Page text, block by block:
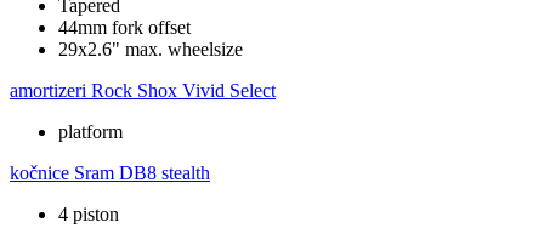
Tapered
44mm fork offset
29x2.6" max. wheelsize
amortizeri Rock Shox Vivid Select
platform
kočnice Sram DB8 stealth
4 piston